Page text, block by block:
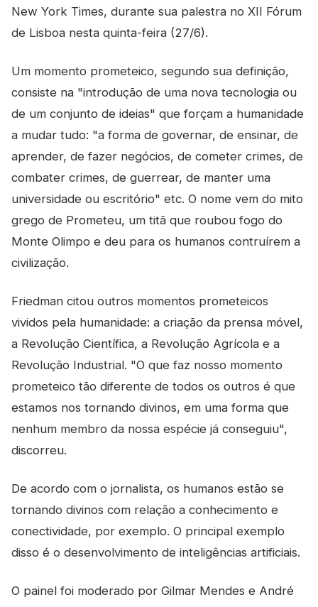
New York Times, durante sua palestra no XII Fórum
de Lisboa nesta quinta-feira (27/6).
Um momento prometeico, segundo sua definição,
consiste na "introdução de uma nova tecnologia ou
de um conjunto de ideias" que forçam a humanidade
a mudar tudo: "a forma de governar, de ensinar, de
aprender, de fazer negócios, de cometer crimes, de
combater crimes, de guerrear, de manter uma
universidade ou escritório" etc. O nome vem do mito
grego de Prometeu, um titã que roubou fogo do
Monte Olimpo e deu para os humanos contruírem a
civilização.
Friedman citou outros momentos prometeicos
vividos pela humanidade: a criação da prensa móvel,
a Revolução Científica, a Revolução Agrícola e a
Revolução Industrial. "O que faz nosso momento
prometeico tão diferente de todos os outros é que
estamos nos tornando divinos, em uma forma que
nenhum membro da nossa espécie já conseguiu",
discorreu.
De acordo com o jornalista, os humanos estão se
tornando divinos com relação a conhecimento e
conectividade, por exemplo. O principal exemplo
disso é o desenvolvimento de inteligências artificiais.
O painel foi moderado por Gilmar Mendes e André